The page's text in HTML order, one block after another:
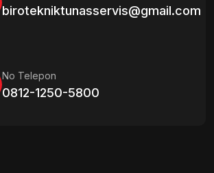
birotekniktunasservis@gmail.com
No Telepon
0812-1250-5800